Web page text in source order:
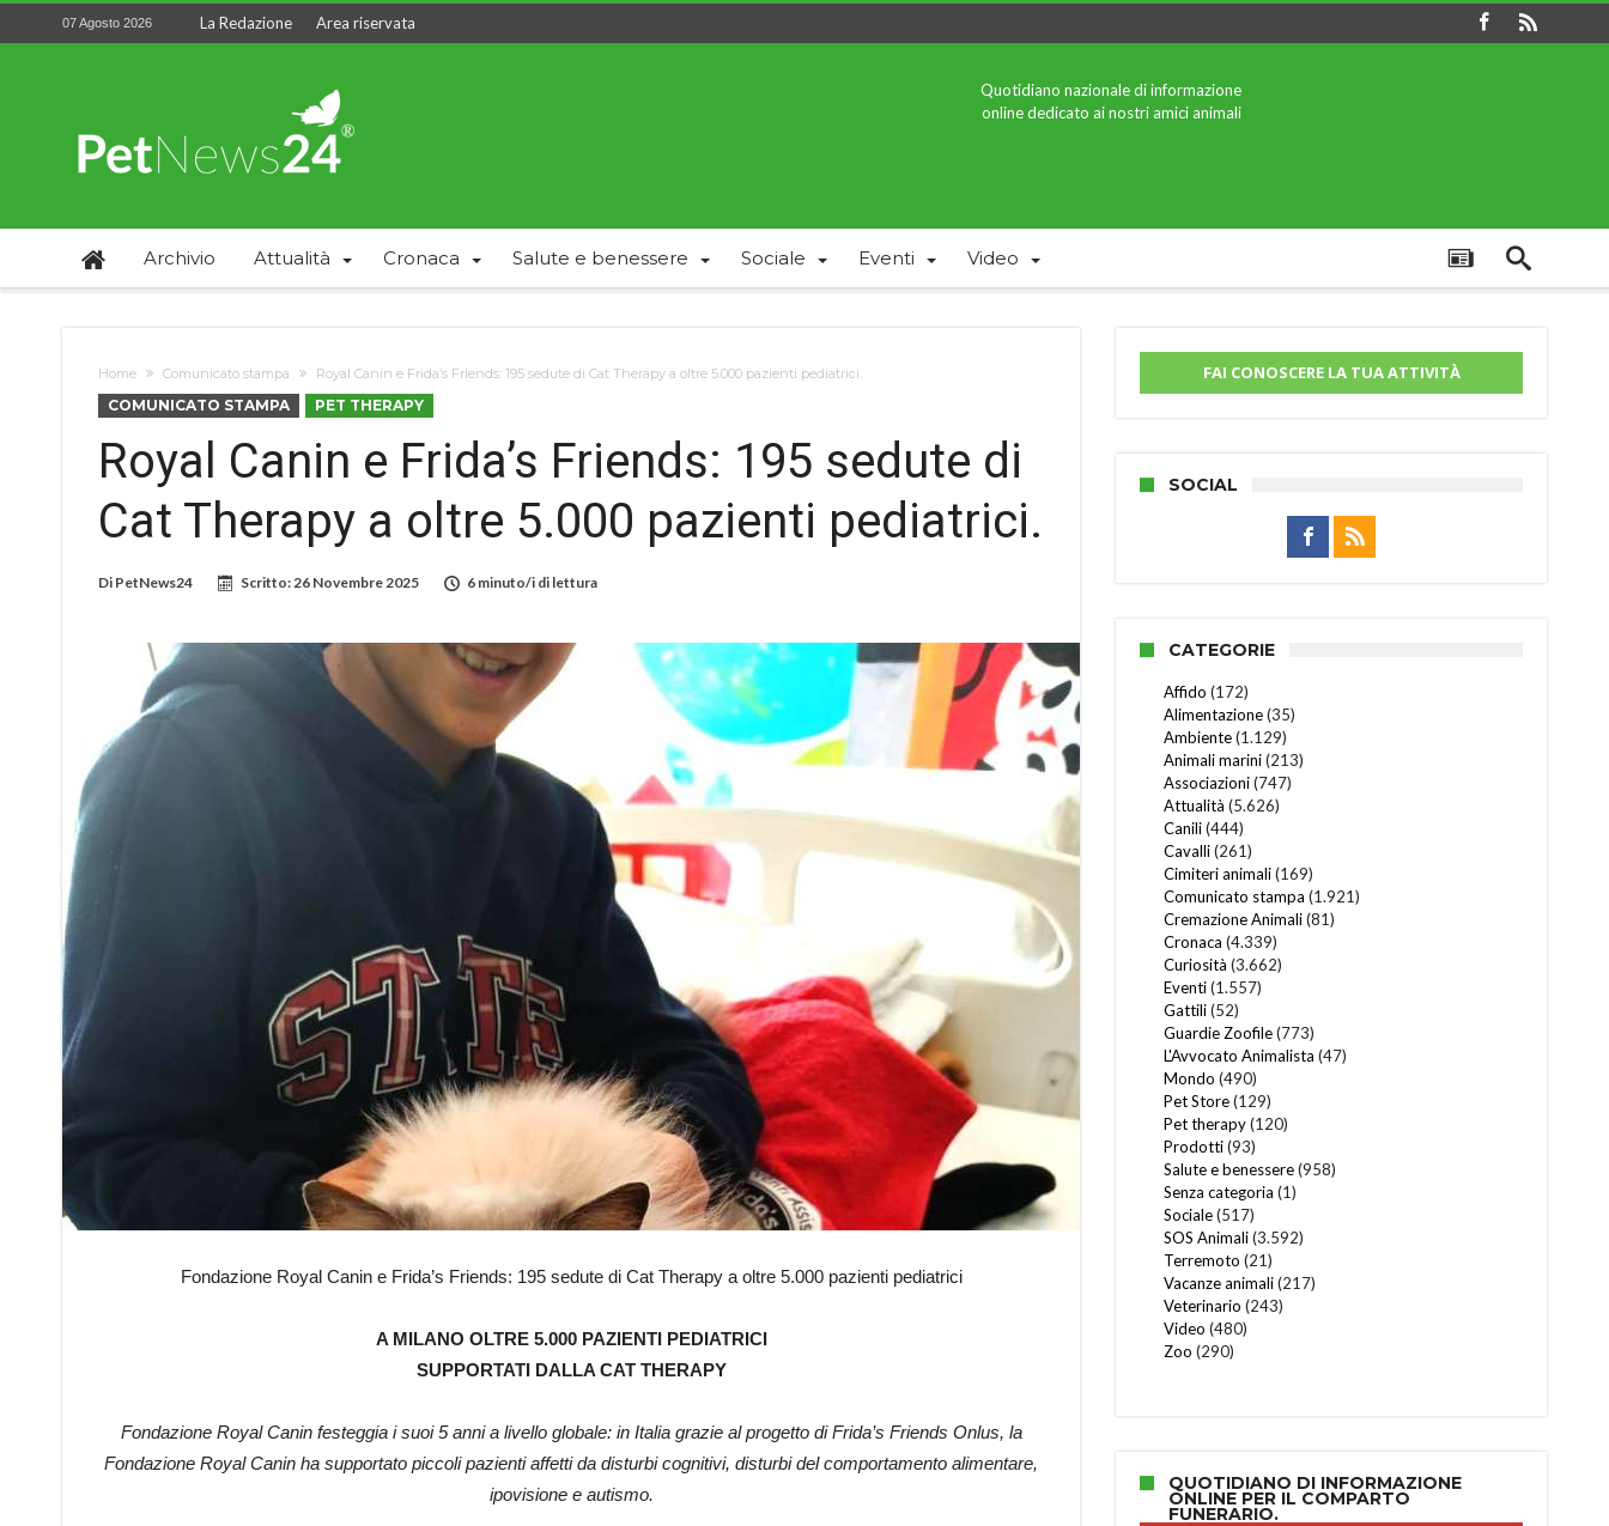
07 Agosto 2026 La Redazione Area riservata
Quotidiano nazionale di informazione
online dedicato ai nostri amici animali
Archivio Attualità Cronaca Salute e benessere Sociale Eventi Video
Home Comunicato stampa Royal Canin e Frida’s Friends: 195 sedute di Cat Therapy a oltre 5.000 pazienti pediatrici.
COMUNICATO STAMPA PET THERAPY
Royal Canin e Frida’s Friends: 195 sedute di
Cat Therapy a oltre 5.000 pazienti pediatrici.
Di PetNews24 Scritto:26 Novembre 2025 6 minuto/i di lettura
Fondazione Royal Canin e Frida’s Friends: 195 sedute di Cat Therapy a oltre 5.000 pazienti pediatrici
A MILANO OLTRE 5.000 PAZIENTI PEDIATRICI
SUPPORTATI DALLA CAT THERAPY
Fondazione Royal Canin festeggia i suoi 5 anni a livello globale: in Italia grazie al progetto di Frida’s Friends Onlus, la
Fondazione Royal Canin ha supportato piccoli pazienti affetti da disturbi cognitivi, disturbi del comportamento alimentare,
ipovisione e autismo.
FAI CONOSCERE LA TUA ATTIVITÀ
SOCIAL
CATEGORIE
Affido (172)
Alimentazione(35)
Ambiente(1.129)
Animali marini(213)
Associazioni(747)
Attualità (5.626)
Canili(444)
Cavalli(261)
Cimiteri animali(169)
Comunicato stampa (1.921)
Cremazione Animali(81)
Cronaca (4.339)
Curiosità (3.662)
Eventi(1.557)
Gattili(52)
Guardie Zoofile(773)
L'Avvocato Animalista (47)
Mondo (490)
Pet Store(129)
Pet therapy(120)
Prodotti(93)
Salute e benessere(958)
Senza categoria (1)
Sociale(517)
SOS Animali(3.592)
Terremoto (21)
Vacanze animali(217)
Veterinario (243)
Video (480)
Zoo (290)
QUOTIDIANO DI INFORMAZIONE
ONLINE PER IL COMPARTO
FUNERARIO.